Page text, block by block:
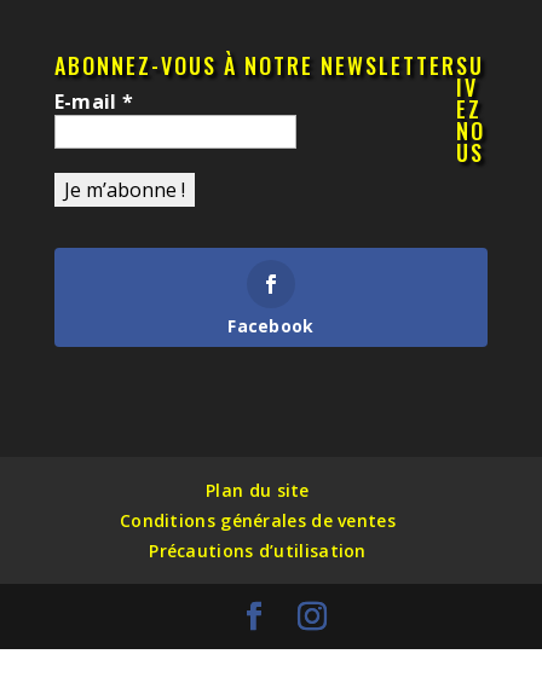
ABONNEZ-VOUS À NOTRE NEWSLETTER
E-mail *
SU
IV
EZ
NO
US
Facebook
Plan du site
Conditions générales de ventes
Précautions d’utilisation